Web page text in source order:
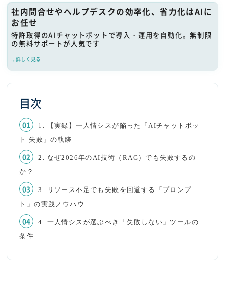
社内問合せやヘルプデスクの効率化、省力化はAIに
お任せ
特許取得のAIチャットボットで導入・運用を自動化。無制限
の無料サポートが人気です
...詳しく見る
目次
1. 【実録】一人情シスが陥った「AIチャットボッ
ト 失敗」の軌跡
2. なぜ2026年のAI技術（RAG）でも失敗するの
か？
3. リソース不足でも失敗を回避する「プロンプ
ト」の実践ノウハウ
4. 一人情シスが選ぶべき「失敗しない」ツールの
条件